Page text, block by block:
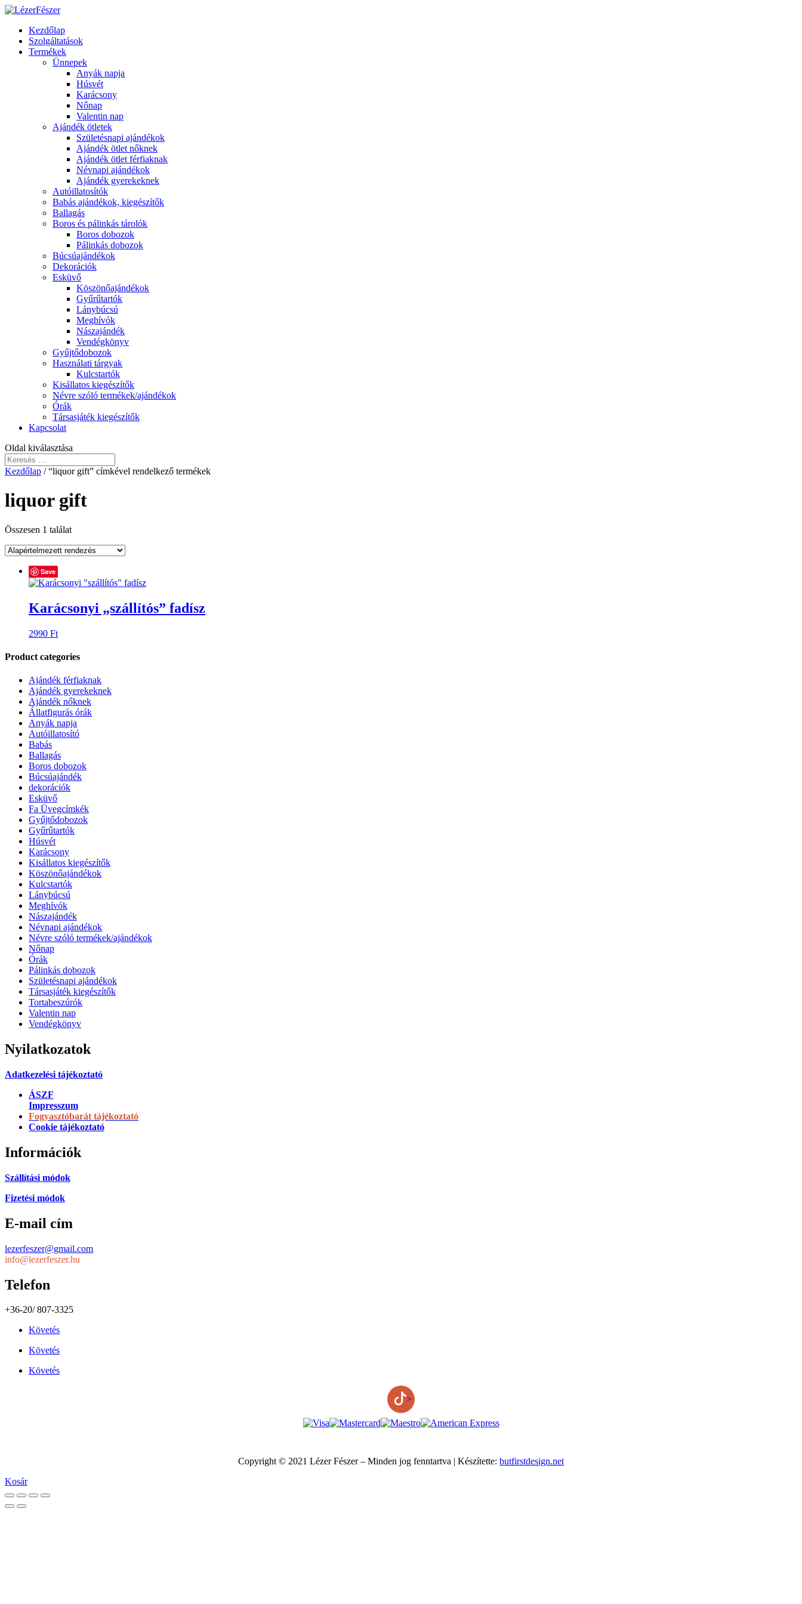
Kezdőlap
Szolgáltatások
Termékek
Ünnepek
Anyák napja
Húsvét
Karácsony
Nőnap
Valentin nap
Ajándék ötletek
Születésnapi ajándékok
Ajándék ötlet nőknek
Ajándék ötlet férfiaknak
Névnapi ajándékok
Ajándék gyerekeknek
Autóillatosítók
Babás ajándékok, kiegészítők
Ballagás
Boros és pálinkás tárolók
Boros dobozok
Pálinkás dobozok
Búcsúajándékok
Dekorációk
Esküvő
Köszönőajándékok
Gyűrűtartók
Lánybúcsú
Meghívók
Nászajándék
Vendégkönyv
Gyűjtődobozok
Használati tárgyak
Kulcstartók
Kisállatos kiegészítők
Névre szóló termékek/ajándékok
Órák
Társasjáték kiegészítők
Kapcsolat
Oldal kiválasztása
Kezdőlap / “liquor gift” címkével rendelkező termékek
liquor gift
Összesen 1 találat
Save
Karácsonyi „szállítós” fadísz
2990 Ft
Product categories
Ajándék férfiaknak
Ajándék gyerekeknek
Ajándék nőknek
Állatfigurás órák
Anyák napja
Autóillatosító
Babás
Ballagás
Boros dobozok
Búcsúajándék
dekorációk
Esküvő
Fa Üvegcímkék
Gyűjtődobozok
Gyűrűtartók
Húsvét
Karácsony
Kisállatos kiegészítők
Köszönőajándékok
Kulcstartók
Lánybúcsú
Meghívók
Nászajándék
Névnapi ajándékok
Névre szóló termékek/ajándékok
Nőnap
Órák
Pálinkás dobozok
Születésnapi ajándékok
Társasjáték kiegészítők
Tortabeszúrók
Valentin nap
Vendégkönyv
Nyilatkozatok
Adatkezelési tájékoztató
ÁSZF
Impresszum
Fogyasztóbarát tájékoztató
Cookie tájékoztató
Információk
Szállítási módok
Fizetési módok
E-mail cím
lezerfeszer@gmail.com
info@lezerfeszer.hu
Telefon
+36-20/ 807-3325
Követés
Követés
Követés
>
Copyright © 2021 Lézer Fészer – Minden jog fenntartva | Készítette: butfirstdesign.net
Kosár